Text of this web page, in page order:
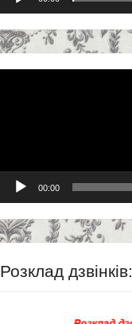
00:00
Розклад дзвінків: